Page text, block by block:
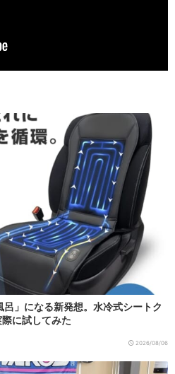
」になる新発想。水冷式シートク
に試してみた
2026/08/06